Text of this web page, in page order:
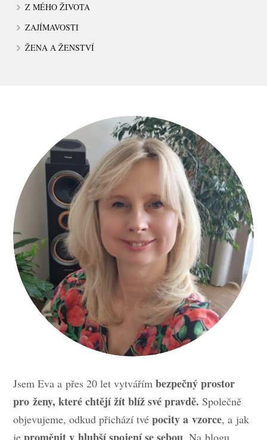
Z MÉHO ŽIVOTA
ZAJÍMAVOSTI
ŽENA A ŽENSTVÍ
Jsem Eva a přes 20 let vytvářímbezpečný prostor
pro ženy, které chtějí žít blíž své pravdě. Společně
objevujeme, odkud přichází tvépocity a vzorce, a jak